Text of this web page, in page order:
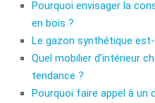
Pourquoi envisager la
en bois ?
Le gazon synthétique
Quel mobilier d’intérieur
tendance ?
Pourquoi faire appel à un